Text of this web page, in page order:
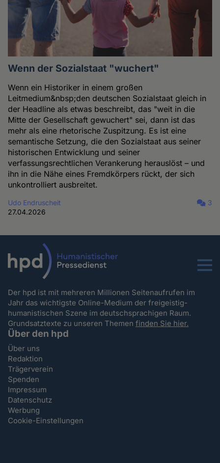
Wenn der Sozialstaat "wuchert"
Wenn ein Historiker in einem großen
Leitmedium&nbsp;den deutschen Sozialstaat gleich in
der Headline als etwas beschreibt, das "weit in die
Mitte der Gesellschaft gewuchert" sei, dann ist das
mehr als eine rhetorische Zuspitzung. Es ist eine
semantische Setzung, die den Sozialstaat aus seiner
historischen Entwicklung und seiner
verfassungsrechtlichen Verankerung herauslöst – und
ihn in die Nähe eines Fremdkörpers rückt, der sich
unkontrolliert ausbreitet.
Udo Endruscheit
27.04.2026
3
Menu
Der hpd ist mit mehreren Millionen Seitenaufrufen im
Jahr das wichtigste Online-Medium der freigeistig-
humanistischen Szene im deutschsprachigen Raum.
Grundsatztexte zu unseren Themenfinden Sie hier.
Über den hpd
Über uns
Redaktion
Trägerverein
Spenden
Impressum
Datenschutz
Werbung
Cookie-Einstellungen